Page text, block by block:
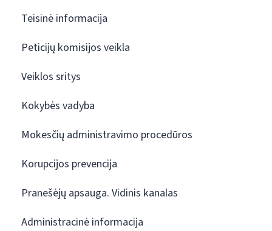
Teisinė informacija
Peticijų komisijos veikla
Veiklos sritys
Kokybės vadyba
Mokesčių administravimo procedūros
Korupcijos prevencija
Pranešėjų apsauga. Vidinis kanalas
Administracinė informacija